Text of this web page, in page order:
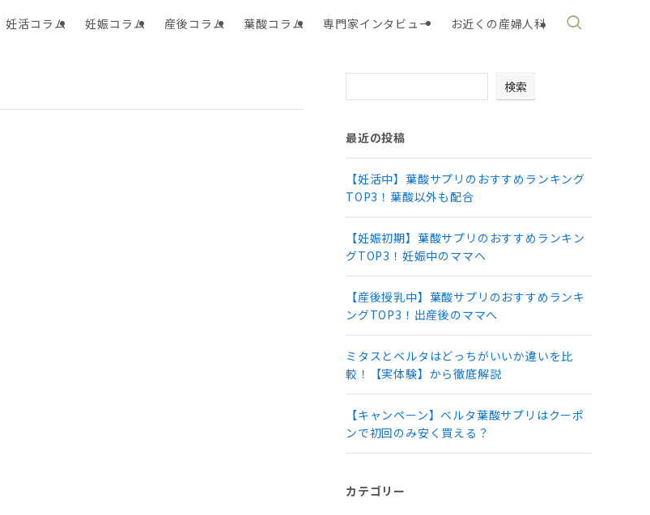
妊活コラム 妊娠コラム 産後コラム 葉酸コラム 専門家インタビュー お近くの産婦人科
検索
最近の投稿
【妊活中】葉酸サプリのおすすめランキング
TOP3！葉酸以外も配合
【妊娠初期】葉酸サプリのおすすめランキン
グTOP3！妊娠中のママヘ
【産後授乳中】葉酸サプリのおすすめランキ
ングTOP3！出産後のママへ
ミタスとベルタはどっちがいいか違いを比
較！【実体験】から徹底解説
【キャンペーン】ベルタ葉酸サプリはクーポ
ンで初回のみ安く買える？
カテゴリー